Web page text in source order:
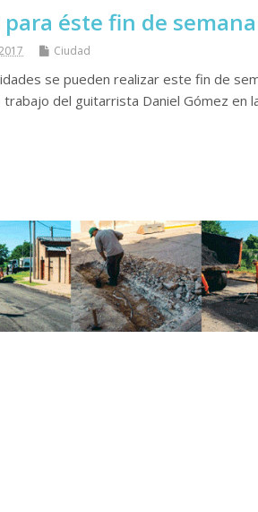
éste fin de
Ciudad
se pueden realizar este fin de
del guitarrista Daniel Gómez en